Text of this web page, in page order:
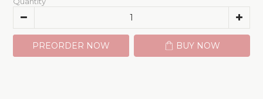
PREORDER NOW BUY NOW